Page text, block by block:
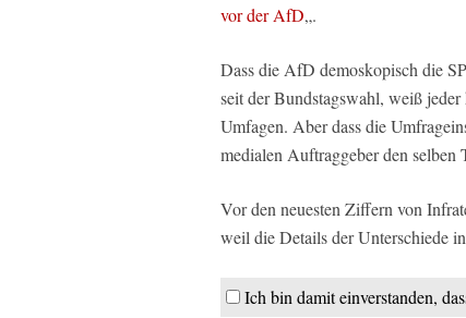
vor der AfD„.
Dass die AfD demoskopisch die
seit der Bundstagswahl, weiß
Umfagen. Aber dass die
medialen Auftraggeber den selben
Vor den neuesten Ziffern von
weil die Details der Unterschiede
Ich bin damit einverstanden,